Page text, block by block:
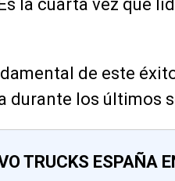
la cuarta vez que
de este
durante los últimos
TRUCKS ESPAÑA